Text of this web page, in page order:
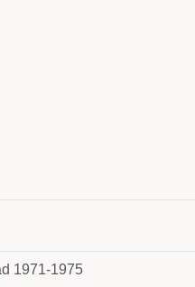
1971-1975